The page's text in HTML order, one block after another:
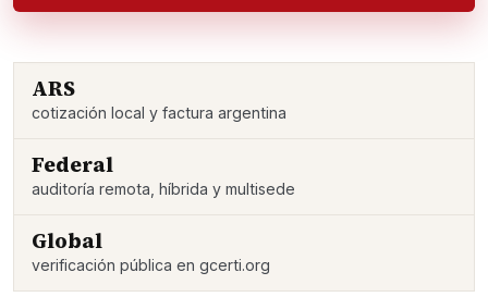
ARS
cotización local y factura argentina
Federal
auditoría remota, híbrida y multisede
Global
verificación pública en gcerti.org